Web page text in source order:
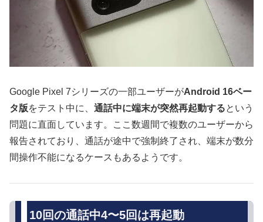
Google Pixel 7シリーズの一部ユーザーがAndroid 16ベー
タ版をテスト中に、 通話中に端末が突然再起動するという
問題に直面しています。ここ数週間で複数のユーザーから
報告されており、通話が途中で強制終了され、端末が数分
間操作不能になるケースもあるようです。
10回の通話中4〜5回は再起動